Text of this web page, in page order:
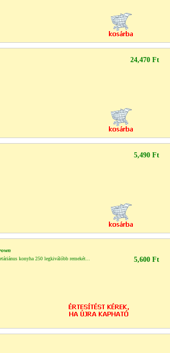
24,470 Ft
5,490 Ft
konyha 250 legkiválóbb remekét... 5,600 Ft